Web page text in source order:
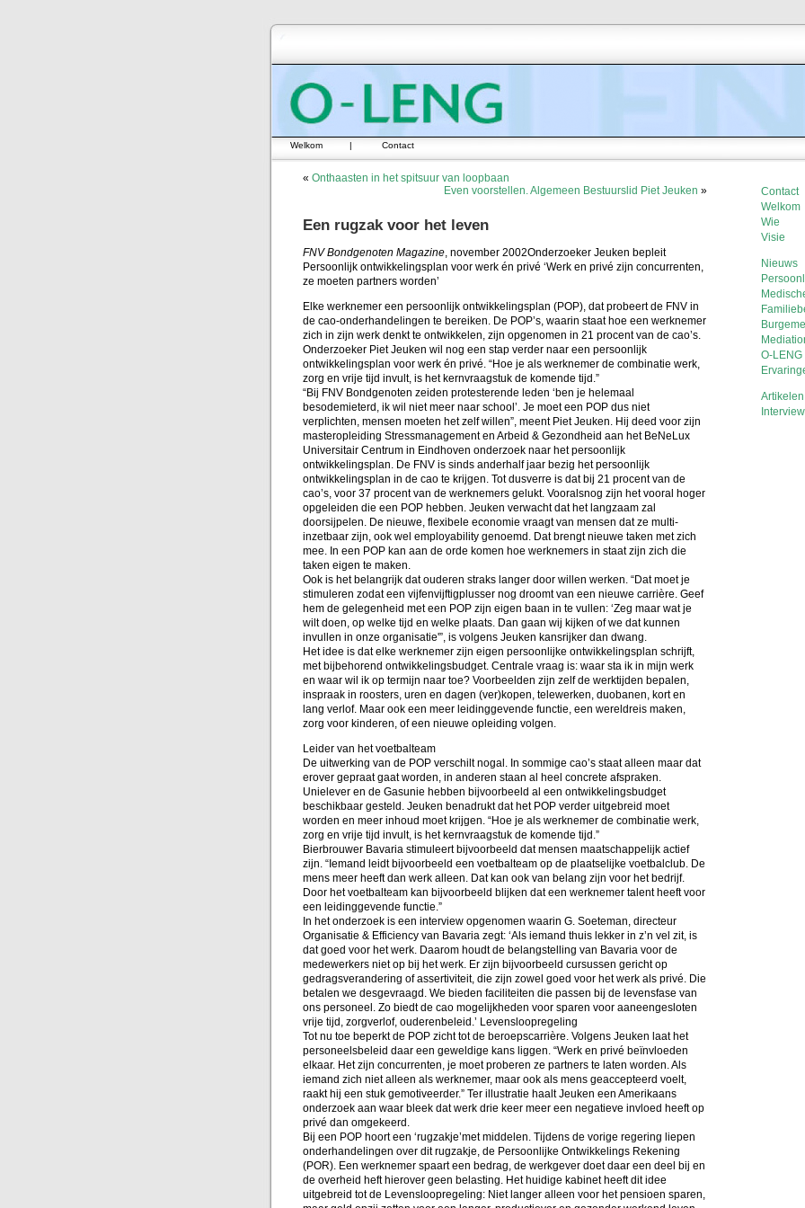
Welkom | Contact
« Onthaasten in het spitsuur van loopbaan
Even voorstellen. Algemeen Bestuurslid Piet Jeuken »
Een rugzak voor het leven
FNV Bondgenoten Magazine, november 2002Onderzoeker Jeuken bepleit
Persoonlijk ontwikkelingsplan voor werk én privé ‘Werk en privé zijn concurrenten,
ze moeten partners worden’
Elke werknemer een persoonlijk ontwikkelingsplan (POP), dat probeert de FNV in
de cao-onderhandelingen te bereiken. De POP’s, waarin staat hoe een werknemer
zich in zijn werk denkt te ontwikkelen, zijn opgenomen in 21 procent van de cao’s.
Onderzoeker Piet Jeuken wil nog een stap verder naar een persoonlijk
ontwikkelingsplan voor werk én privé. “Hoe je als werknemer de combinatie werk,
zorg en vrije tijd invult, is het kernvraagstuk de komende tijd.”
“Bij FNV Bondgenoten zeiden protesterende leden ‘ben je helemaal
besodemieterd, ik wil niet meer naar school’. Je moet een POP dus niet
verplichten, mensen moeten het zelf willen”, meent Piet Jeuken. Hij deed voor zijn
masteropleiding Stressmanagement en Arbeid & Gezondheid aan het BeNeLux
Universitair Centrum in Eindhoven onderzoek naar het persoonlijk
ontwikkelingsplan. De FNV is sinds anderhalf jaar bezig het persoonlijk
ontwikkelingsplan in de cao te krijgen. Tot dusverre is dat bij 21 procent van de
cao’s, voor 37 procent van de werknemers gelukt. Vooralsnog zijn het vooral hoger
opgeleiden die een POP hebben. Jeuken verwacht dat het langzaam zal
doorsijpelen. De nieuwe, flexibele economie vraagt van mensen dat ze multi-
inzetbaar zijn, ook wel employability genoemd. Dat brengt nieuwe taken met zich
mee. In een POP kan aan de orde komen hoe werknemers in staat zijn zich die
taken eigen te maken.
Ook is het belangrijk dat ouderen straks langer door willen werken. “Dat moet je
stimuleren zodat een vijfenvijftigplusser nog droomt van een nieuwe carrière. Geef
hem de gelegenheid met een POP zijn eigen baan in te vullen: ‘Zeg maar wat je
wilt doen, op welke tijd en welke plaats. Dan gaan wij kijken of we dat kunnen
invullen in onze organisatie'”, is volgens Jeuken kansrijker dan dwang.
Het idee is dat elke werknemer zijn eigen persoonlijke ontwikkelingsplan schrijft,
met bijbehorend ontwikkelingsbudget. Centrale vraag is: waar sta ik in mijn werk
en waar wil ik op termijn naar toe? Voorbeelden zijn zelf de werktijden bepalen,
inspraak in roosters, uren en dagen (ver)kopen, telewerken, duobanen, kort en
lang verlof. Maar ook een meer leidinggevende functie, een wereldreis maken,
zorg voor kinderen, of een nieuwe opleiding volgen.
Leider van het voetbalteam
De uitwerking van de POP verschilt nogal. In sommige cao’s staat alleen maar dat
erover gepraat gaat worden, in anderen staan al heel concrete afspraken.
Unielever en de Gasunie hebben bijvoorbeeld al een ontwikkelingsbudget
beschikbaar gesteld. Jeuken benadrukt dat het POP verder uitgebreid moet
worden en meer inhoud moet krijgen. “Hoe je als werknemer de combinatie werk,
zorg en vrije tijd invult, is het kernvraagstuk de komende tijd.”
Bierbrouwer Bavaria stimuleert bijvoorbeeld dat mensen maatschappelijk actief
zijn. “Iemand leidt bijvoorbeeld een voetbalteam op de plaatselijke voetbalclub. De
mens meer heeft dan werk alleen. Dat kan ook van belang zijn voor het bedrijf.
Door het voetbalteam kan bijvoorbeeld blijken dat een werknemer talent heeft voor
een leidinggevende functie.”
In het onderzoek is een interview opgenomen waarin G. Soeteman, directeur
Organisatie & Efficiency van Bavaria zegt: ‘Als iemand thuis lekker in z’n vel zit, is
dat goed voor het werk. Daarom houdt de belangstelling van Bavaria voor de
medewerkers niet op bij het werk. Er zijn bijvoorbeeld cursussen gericht op
gedragsverandering of assertiviteit, die zijn zowel goed voor het werk als privé. Die
betalen we desgevraagd. We bieden faciliteiten die passen bij de levensfase van
ons personeel. Zo biedt de cao mogelijkheden voor sparen voor aaneengesloten
vrije tijd, zorgverlof, ouderenbeleid.’ Levensloopregeling
Tot nu toe beperkt de POP zicht tot de beroepscarrière. Volgens Jeuken laat het
personeelsbeleid daar een geweldige kans liggen. “Werk en privé beïnvloeden
elkaar. Het zijn concurrenten, je moet proberen ze partners te laten worden. Als
iemand zich niet alleen als werknemer, maar ook als mens geaccepteerd voelt,
raakt hij een stuk gemotiveerder.” Ter illustratie haalt Jeuken een Amerikaans
onderzoek aan waar bleek dat werk drie keer meer een negatieve invloed heeft op
privé dan omgekeerd.
Bij een POP hoort een ‘rugzakje’met middelen. Tijdens de vorige regering liepen
onderhandelingen over dit rugzakje, de Persoonlijke Ontwikkelings Rekening
(POR). Een werknemer spaart een bedrag, de werkgever doet daar een deel bij en
de overheid heft hierover geen belasting. Het huidige kabinet heeft dit idee
uitgebreid tot de Levensloopregeling: Niet langer alleen voor het pensioen sparen,
Contact
Welkom
Wie
Visie
Nieuws
O-
Artikelen